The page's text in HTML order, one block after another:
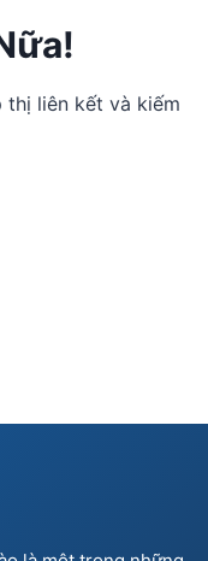
liên kết và kiếm